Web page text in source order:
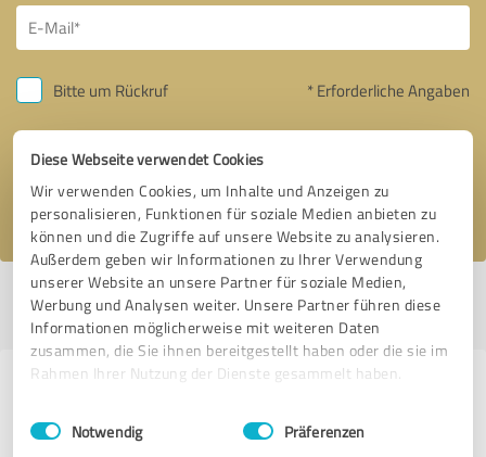
Diese Webseite verwendet Cookies
Wir verwenden Cookies, um Inhalte und Anzeigen zu
personalisieren, Funktionen für soziale Medien anbieten zu
können und die Zugriffe auf unsere Website zu analysieren.
Außerdem geben wir Informationen zu Ihrer Verwendung
unserer Website an unsere Partner für soziale Medien,
Werbung und Analysen weiter. Unsere Partner führen diese
Informationen möglicherweise mit weiteren Daten
zusammen, die Sie ihnen bereitgestellt haben oder die sie im
Rahmen Ihrer Nutzung der Dienste gesammelt haben.
Impressum Datenschutzbestimmungen
Einwilligungsauswahl
Notwendig Präferenzen
Bitte um Rückruf * Erforderliche Angaben
Nachricht senden
Ich stimme den Datenschutzbestimmungenzu.
Profil aktiv seit 07.04.2020 |Letzte Aktualisierung: 07.04.2020|Profil
melden
Anbietern aus dem Bereich